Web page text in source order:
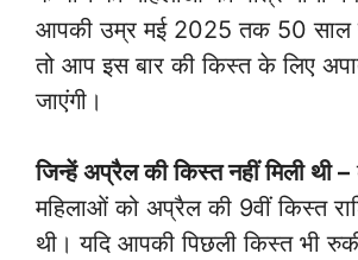
आपकी उम्र मई 2025 तक 50 साल
तो आप इस बार की किस्त के लिए
जाएंगी।
जिन्हें अप्रैल की किस्त नहीं मिली थी –
महिलाओं को अप्रैल की 9वीं किस्त
थी। यदि आपकी पिछली किस्त भी